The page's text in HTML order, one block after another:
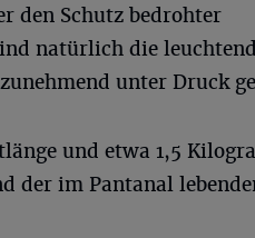
den Schutz bedrohter
natürlich die leuchtend
unter Druck
und etwa 1,5
der im Pantanal